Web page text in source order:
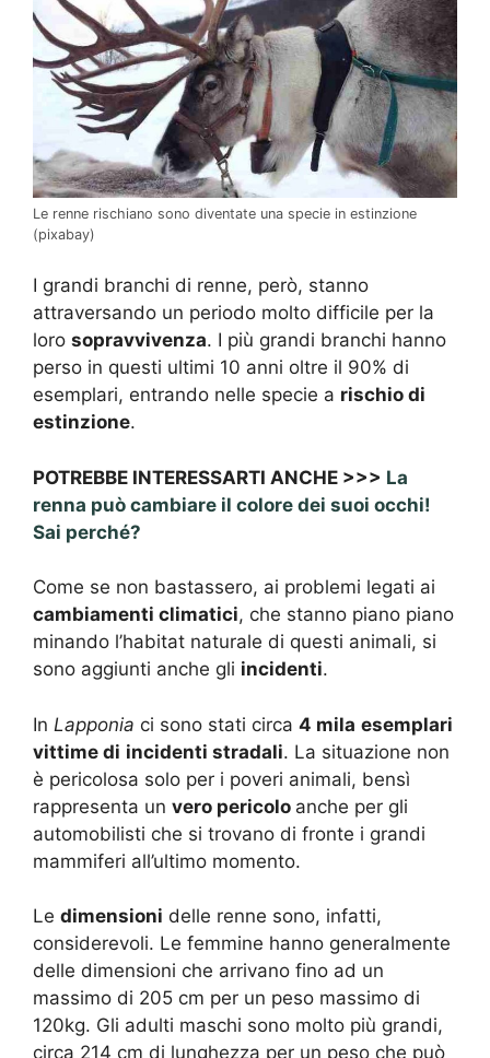
Le renne rischiano sono diventate una specie in estinzione
(pixabay)
I grandi branchi di renne, però, stanno
attraversando un periodo molto difficile per la
loro sopravvivenza. I più grandi branchi hanno
perso in questi ultimi 10 anni oltre il 90% di
esemplari, entrando nelle specie a rischio di
estinzione.
POTREBBE INTERESSARTI ANCHE >>> La
renna può cambiare il colore dei suoi occhi!
Sai perché?
Come se non bastassero, ai problemi legati ai
cambiamenti climatici, che stanno piano piano
minando l’habitat naturale di questi animali, si
sono aggiunti anche gli incidenti.
In Lapponia ci sono stati circa 4 mila esemplari
vittime di incidenti stradali. La situazione non
è pericolosa solo per i poveri animali, bensì
rappresenta un vero pericolo anche per gli
automobilisti che si trovano di fronte i grandi
mammiferi all’ultimo momento.
Le dimensioni delle renne sono, infatti,
considerevoli. Le femmine hanno generalmente
delle dimensioni che arrivano fino ad un
massimo di 205 cm per un peso massimo di
120kg. Gli adulti maschi sono molto più grandi,
circa 214 cm di lunghezza per un peso che può